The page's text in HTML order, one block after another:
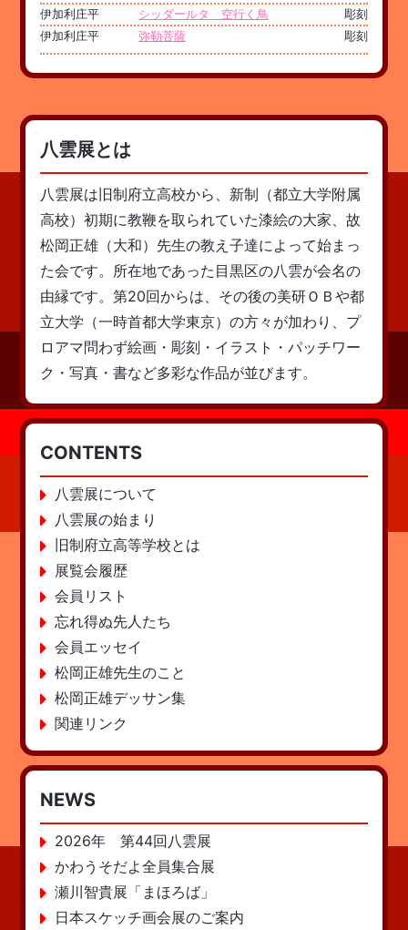
伊加利庄平
シッダールタ 空行く鳥
彫刻
伊加利庄平
弥勒菩薩 彫刻
八雲展とは
八雲展は旧制府立高校から、新制（都立大学附属
高校）初期に教鞭を取られていた漆絵の大家、故
松岡正雄（大和）先生の教え子達によって始まっ
た会です。所在地であった目黒区の八雲が会名の
由縁です。第20回からは、その後の美研ＯＢや都
立大学（一時首都大学東京）の方々が加わり、プ
ロアマ問わず絵画・彫刻・イラスト・パッチワー
ク・写真・書など多彩な作品が並びます。
CONTENTS
八雲展について
八雲展の始まり
旧制府立高等学校とは
展覧会履歴
会員リスト
忘れ得ぬ先人たち
会員エッセイ
松岡正雄先生のこと
松岡正雄デッサン集
関連リンク
NEWS
2026年 第44回八雲展
かわうそだよ全員集合展
瀬川智貴展「まほろば」
日本スケッチ画会展のご案内